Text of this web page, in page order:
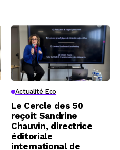
Actualité Eco
Le Cercle des 50
reçoit Sandrine
Chauvin, directrice
éditoriale
international de